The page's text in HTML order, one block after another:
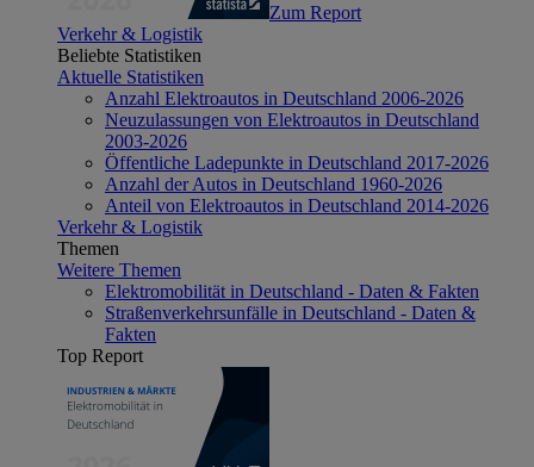
Zum Report
Verkehr & Logistik
Beliebte Statistiken
Aktuelle Statistiken
Anzahl Elektroautos in Deutschland 2006-2026
Neuzulassungen von Elektroautos in Deutschland
2003-2026
Öffentliche Ladepunkte in Deutschland 2017-2026
Anzahl der Autos in Deutschland 1960-2026
Anteil von Elektroautos in Deutschland 2014-2026
Verkehr & Logistik
Themen
Weitere Themen
Elektromobilität in Deutschland - Daten & Fakten
Straßenverkehrsunfälle in Deutschland - Daten &
Fakten
Top Report